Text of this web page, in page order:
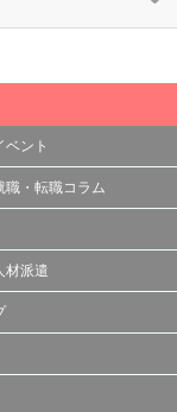
ベント
職・転職コラム
材派遣